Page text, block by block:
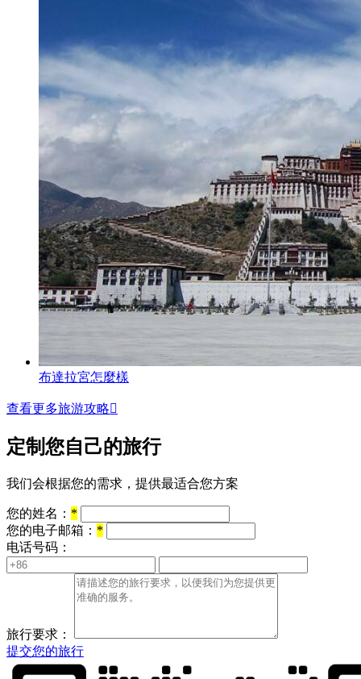
布達拉宮怎麼樣
查看更多旅游攻略
定制您自己的旅行
我们会根据您的需求，提供最适合您方案
您的姓名： *
您的电子邮箱： *
电话号码：
旅行要求：
提交您的旅行